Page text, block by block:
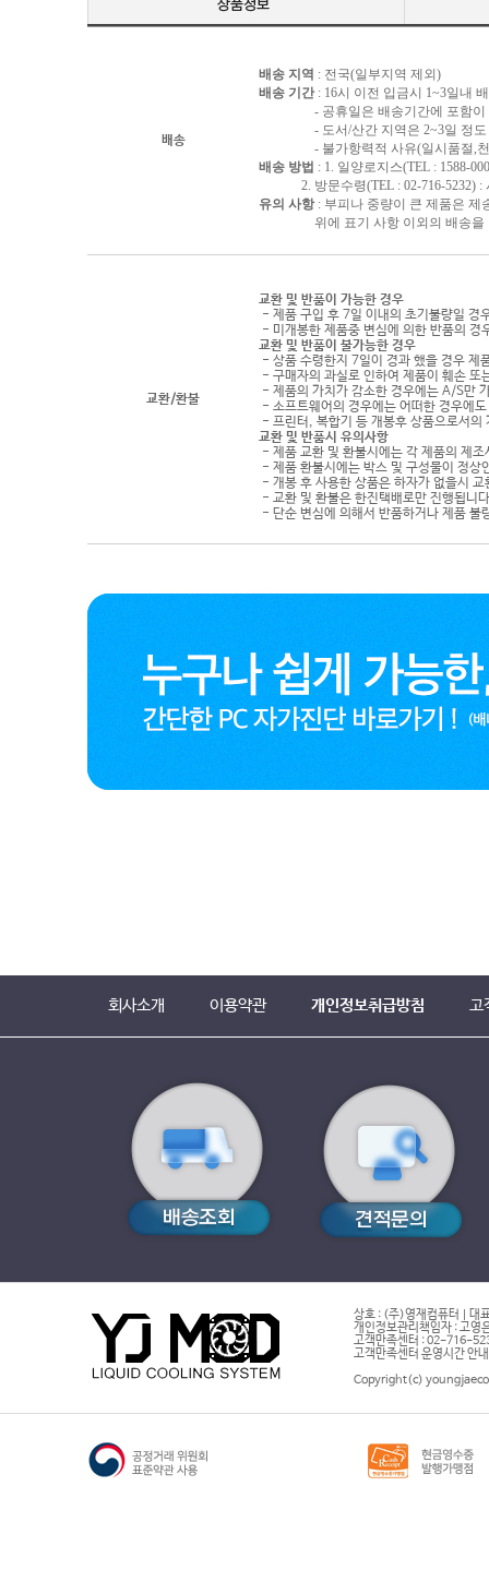
배송
배송 지역 : 전국(일부지역 제외)
배송 기간 : 16시 이전 입금시 1~3일내
- 공휴일은 배송기간에 포함이
- 도서/산간 지역은 2~3일 정도
- 불가항력적 사유(일시품절,천재
배송 방법 : 1. 일양로지스(TEL : 1588-
2. 방문수령(TEL : 02-716-5232) :
유의 사항: 부피나 중량이 큰 제품은 제
위에 표기 사항 이외의 배송을 원
교환/환불
교환 및 반품이 가능한 경우
- 제품 구입 후 7일 이내의 초기불량일 경
- 미개봉한 제품중 변심에 의한 반품의 경
교환 및 반품이 불가능한 경우
- 상품 수령한지 7일이 경과 했을 경우 제
- 구매자의 과실로 인하여 제품이 훼손 또
- 제품의 가치가 감소한 경우에는 A/S만
- 소프트웨어의 경우에는 어떠한 경우에
- 프린터, 복합기 등 개봉후 상품으로서의
교환 및 반품시 유의사항
- 제품 교환 및 환불시에는 각 제품의 제
- 제품 환불시에는 박스 및 구성물이 정상
- 개봉 후 사용한 상품은 하자가 없을시
- 교환 및 환불은 한진택배로만 진행됩니
- 단순 변심에 의해서 반품하거나 제품
회사소개 이용약관 개인정보취급방침 고
상호 : (주)영재컴퓨터 | 대
개인정보관리책임자 : 고영
고객만족센터 : 02-716-
고객만족센터 운영시간 안
Copyright(c)